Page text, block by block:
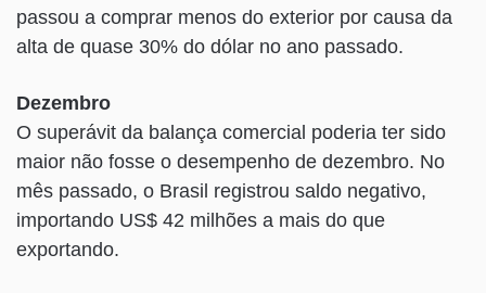
passou a comprar menos do exterior por causa da
alta de quase 30% do dólar no ano passado.
Dezembro
O superávit da balança comercial poderia ter sido
maior não fosse o desempenho de dezembro. No
mês passado, o Brasil registrou saldo negativo,
importando US$ 42 milhões a mais do que
exportando.